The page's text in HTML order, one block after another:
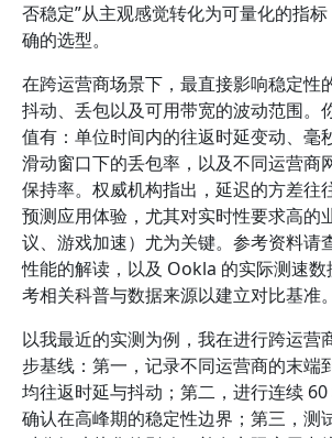
否稳定”从主观感觉转化为可量化的指
确的选型。
在跨运营商场景下，最直接影响稳定性
抖动、丢包以及可用带宽的波动范围。
值有：单位时间内的往返时延变动、毫
滑动窗口下的丢包率，以及不同运营商
保持率。权威机构指出，延迟的方差往
预测应用体验，尤其对实时性要求高的
议、游戏加速）尤为关键。参考资料请
性能的解读，以及 Ookla 的实际测速
考相关科普与数据来源以建立对比基准。
以我最近的实测为例，我在进行跨运营
步基线：第一，记录不同运营商的末端
均往返时延与抖动；第二，进行连续 60
确认在高峰期的稳定性边界；第三，测